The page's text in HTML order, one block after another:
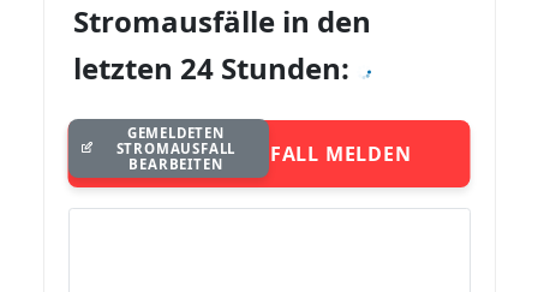
Stromausfälle in den
letzten 24 Stunden:
STROMAUSFALL MELDEN
GEMELDETEN
STROMAUSFALL
BEARBEITEN